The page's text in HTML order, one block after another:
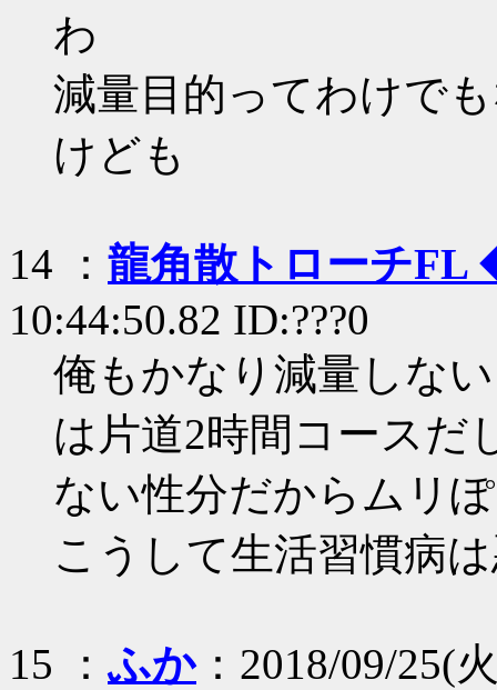
わ
減量目的ってわけで
けども
14 ： 龍角散トローチFL
10:44:50.82 ID:???0
俺もかなり減量しな
は片道2時間コースだ
ない性分だからムリぽ
こうして生活習慣病
15 ：ふか：2018/09/25(